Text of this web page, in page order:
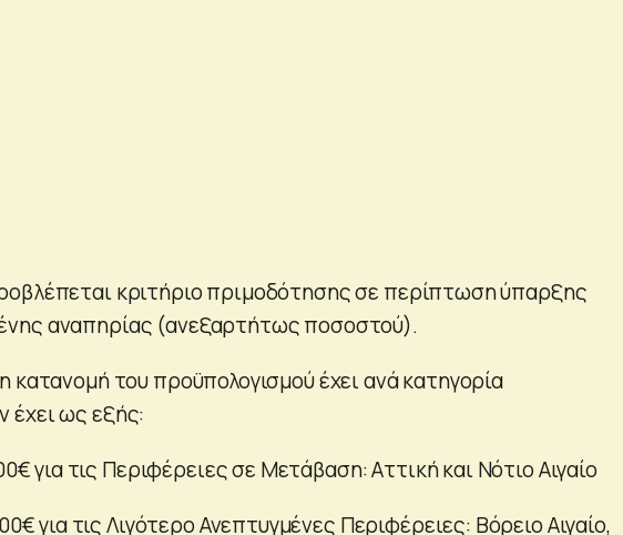
κριτήριο πριμοδότησης σε περίπτωση ύπαρξης
αναπηρίας (ανεξαρτήτως ποσοστού).
κατανομή του προϋπολογισμού έχει ανά κατηγορία
έχει ως εξής:
για τις Περιφέρειες σε Μετάβαση: Αττική και Νότιο Αιγαίο
για τις Λιγότερο Ανεπτυγμένες Περιφέρειες: Βόρειο Αιγαίο,